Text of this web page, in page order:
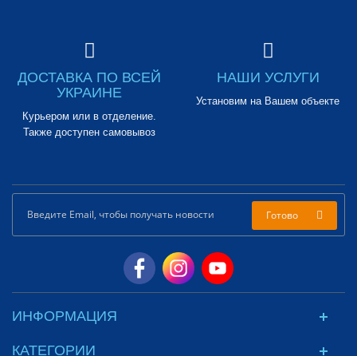
ДОСТАВКА ПО ВСЕЙ
УКРАИНЕ
Курьером или в отделение.
Также доступен самовывоз
НАШИ УСЛУГИ
Установим на Вашем объекте
Готово
ИНФОРМАЦИЯ
КАТЕГОРИИ